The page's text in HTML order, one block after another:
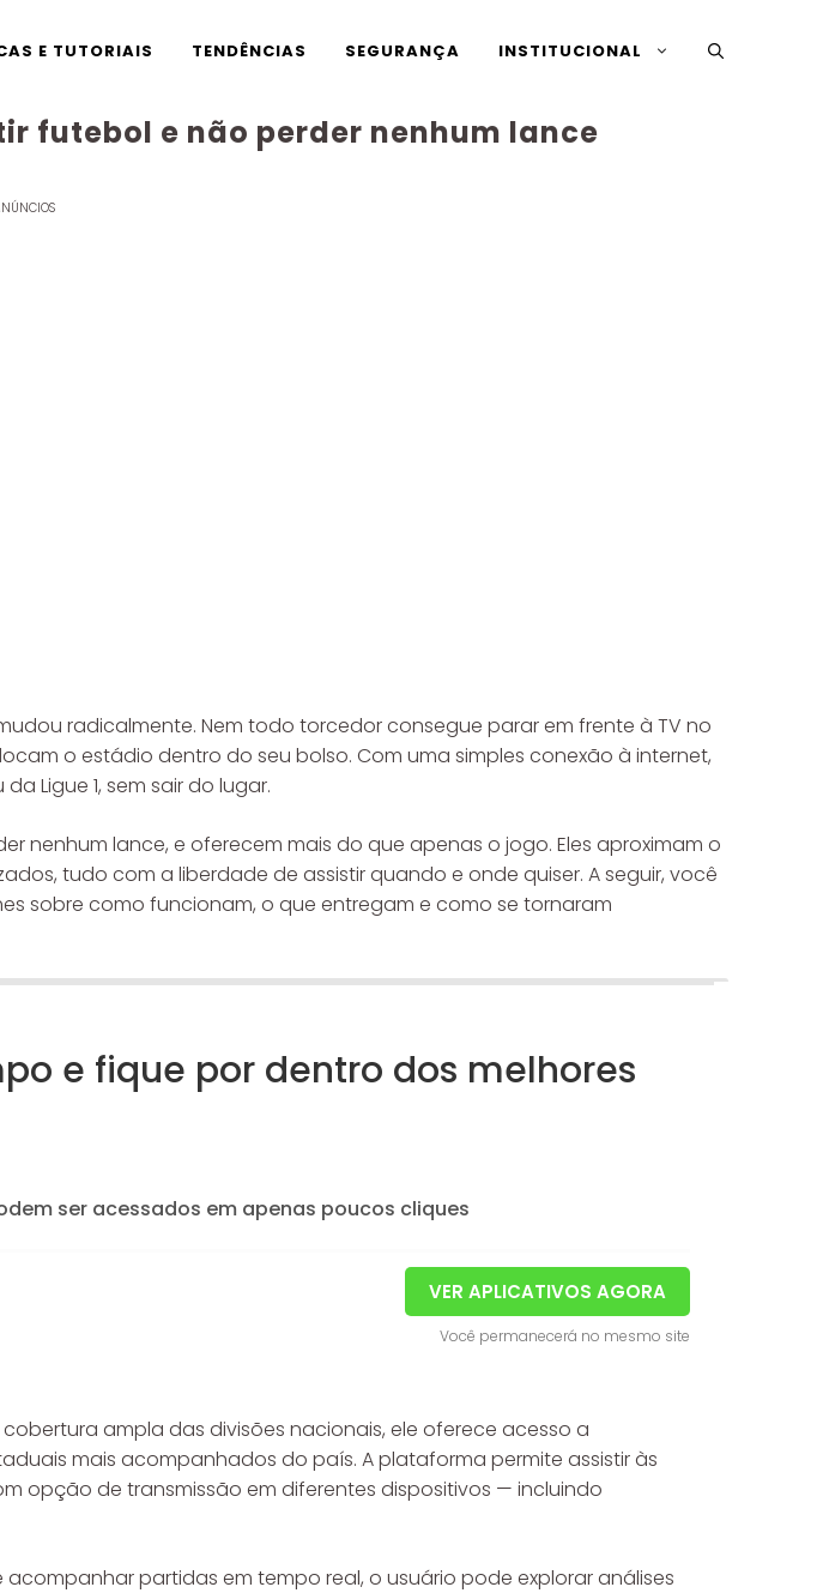
E TUTORIAIS TENDÊNCIAS SEGURANÇA INSTITUCIONAL
futebol e não perder nenhum lance
radicalmente. Nem todo torcedor consegue parar em frente à TV no
o estádio dentro do seu bolso. Com uma simples conexão à internet,
Ligue 1, sem sair do lugar.
nenhum lance, e oferecem mais do que apenas o jogo. Eles aproximam o
tudo com a liberdade de assistir quando e onde quiser. A seguir, você
sobre como funcionam, o que entregam e como se tornaram
e fique por dentro dos melhores
ser acessados em apenas poucos cliques
VER APLICATIVOS AGORA
Você permanecerá no mesmo site
ampla das divisões nacionais, ele oferece acesso a
mais acompanhados do país. A plataforma permite assistir às
opção de transmissão em diferentes dispositivos — incluindo
partidas em tempo real, o usuário pode explorar análises